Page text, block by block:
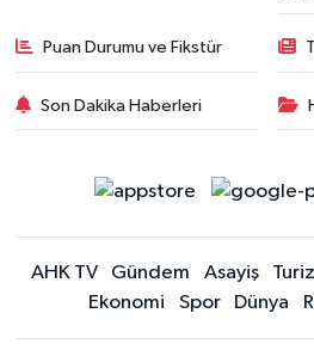
Puan Durumu ve Fikstür
Son Dakika Haberleri
AHK TV Gündem Asayiş
Ekonomi
Spor Dünya